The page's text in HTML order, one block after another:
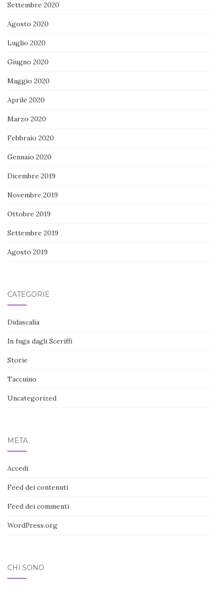
Settembre 2020
Agosto 2020
Luglio 2020
Giugno 2020
Maggio 2020
Aprile 2020
Marzo 2020
Febbraio 2020
Gennaio 2020
Dicembre 2019
Novembre 2019
Ottobre 2019
Settembre 2019
Agosto 2019
CATEGORIE
Didascalia
In fuga dagli Sceriffi
Storie
Taccuino
Uncategorized
META
Accedi
Feed dei contenuti
Feed dei commenti
WordPress.org
CHI SONO